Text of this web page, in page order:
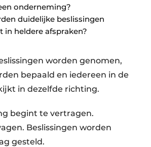
onderneming?
duidelijke beslissingen
in heldere afspraken?
worden genomen,
bepaald en iedereen in de
in dezelfde richting.
begint te vertragen.
Beslissingen worden
gesteld.